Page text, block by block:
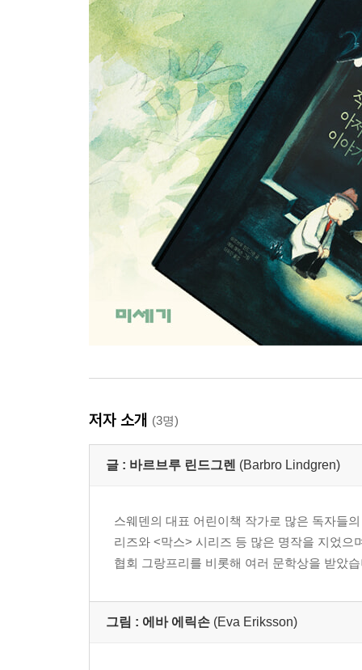
저자 소개 (3명)
글 : 바르브루 린드그렌 (Barbro Lindgren)
스웨덴의 대표 어린이책 작가로 많은 독자들
리즈와 <막스> 시리즈 등 많은 명작을 지었
협회 그랑프리를 비롯해 여러 문학상을 받았
그림 : 에바 에릭손 (Eva Eriksson)